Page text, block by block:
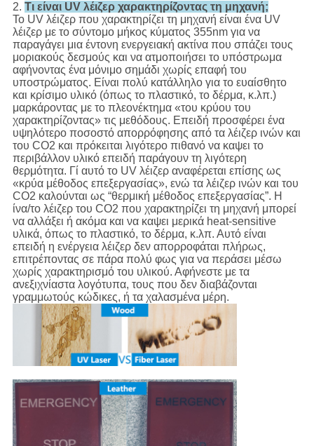
2. Τι είναι UV λέιζερ χαρακτηρίζοντας τη μηχανή;
Το UV λέιζερ που χαρακτηρίζει τη μηχανή είναι ένα UV
λέιζερ με το σύντομο μήκος κύματος 355nm για να
παραγάγει μια έντονη ενεργειακή ακτίνα που σπάζει τους
μοριακούς δεσμούς και να ατμοποιήσει το υπόστρωμα
αφήνοντας ένα μόνιμο σημάδι χωρίς επαφή του
υποστρώματος. Είναι πολύ κατάλληλο για το ευαίσθητο
και κρίσιμο υλικό (όπως το πλαστικό, το δέρμα, κ.λπ.)
μαρκάροντας με το πλεονέκτημα «του κρύου του
χαρακτηρίζοντας» τις μεθόδους. Επειδή προσφέρει ένα
υψηλότερο ποσοστό απορρόφησης από τα λέιζερ ινών και
του CO2 και πρόκειται λιγότερο πιθανό να καψει το
περιβάλλον υλικό επειδή παράγουν τη λιγότερη
θερμότητα. Γί αυτό το UV λέιζερ αναφέρεται επίσης ως
«κρύα μέθοδος επεξεργασίας», ενώ τα λέιζερ ινών και του
CO2 καλούνται ως “θερμική μέθοδος επεξεργασίας”. Η
ίνα/το λέιζερ του CO2 που χαρακτηρίζει τη μηχανή μπορεί
να αλλάξει ή ακόμα και να καψει μερικά heat-sensitive
υλικά, όπως το πλαστικό, το δέρμα, κ.λπ. Αυτό είναι
επειδή η ενέργεια λέιζερ δεν απορροφάται πλήρως,
επιτρέποντας σε πάρα πολύ φως για να περάσει μέσω
χωρίς χαρακτηρισμό του υλικού. Αφήνεστε με τα
ανεξιχνίαστα λογότυπα, τους που δεν διαβάζονται
γραμμωτούς κώδικες, ή τα χαλασμένα μέρη.